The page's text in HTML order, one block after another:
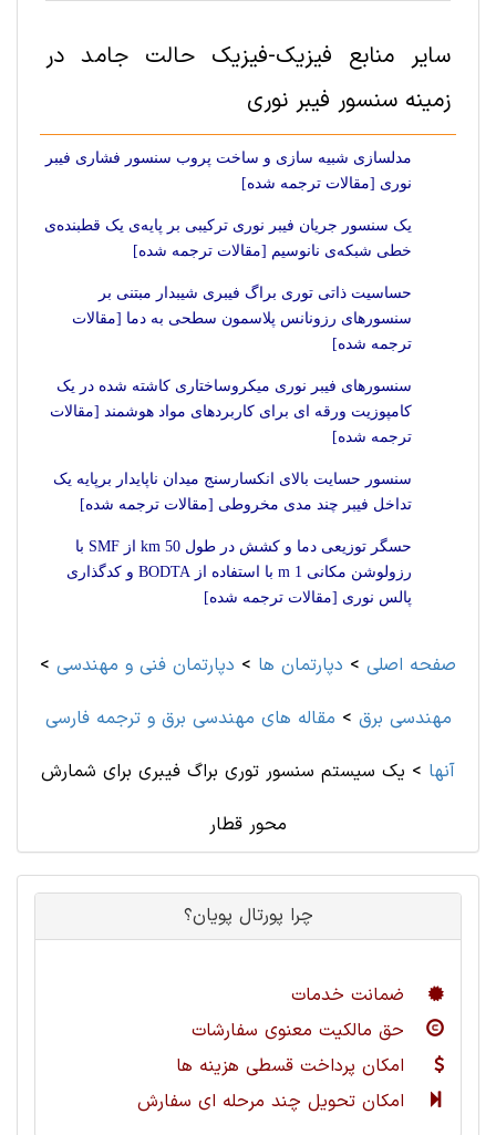
سایر منابع فیزیک-فیزیک حالت‌ جامد در
زمینه سنسور فیبر نوری
مدلسازی شبیه سازی و ساخت پروب سنسور فشاری فیبر
نوری [مقالات ترجمه شده]
یک سنسور جریان فیبر نوری ترکیبی بر پایه‌ی یک قطبنده‌ی
خطی شبکه‌ی نانوسیم [مقالات ترجمه شده]
حساسیت ذاتی توری براگ فیبری شیبدار مبتنی بر
سنسورهای رزونانس پلاسمون سطحی به دما [مقالات
ترجمه شده]
سنسورهای فیبر نوری میکروساختاری کاشته شده در یک
کامپوزیت ورقه ای برای کاربردهای مواد هوشمند [مقالات
ترجمه شده]
سنسور حسایت بالای انکسارسنج میدان ناپایدار برپایه یک
تداخل فیبر چند مدی مخروطی [مقالات ترجمه شده]
حسگر توزیعی دما و کشش در طول 50 km از SMF با
رزولوشن مکانی 1 m با استفاده از BODTA و کدگذاری
پالس نوری [مقالات ترجمه شده]
صفحه اصلی > دپارتمان ها > دپارتمان فنی و مهندسی >
مهندسی برق > مقاله های مهندسی برق و ترجمه فارسی
آنها > یک سیستم سنسور توری براگ فیبری برای شمارش
محور قطار
چرا پورتال پویان؟
ضمانت خدمات
حق مالکیت معنوی سفارشات
امکان پرداخت قسطی هزینه ها
امکان تحویل چند مرحله ای سفارش